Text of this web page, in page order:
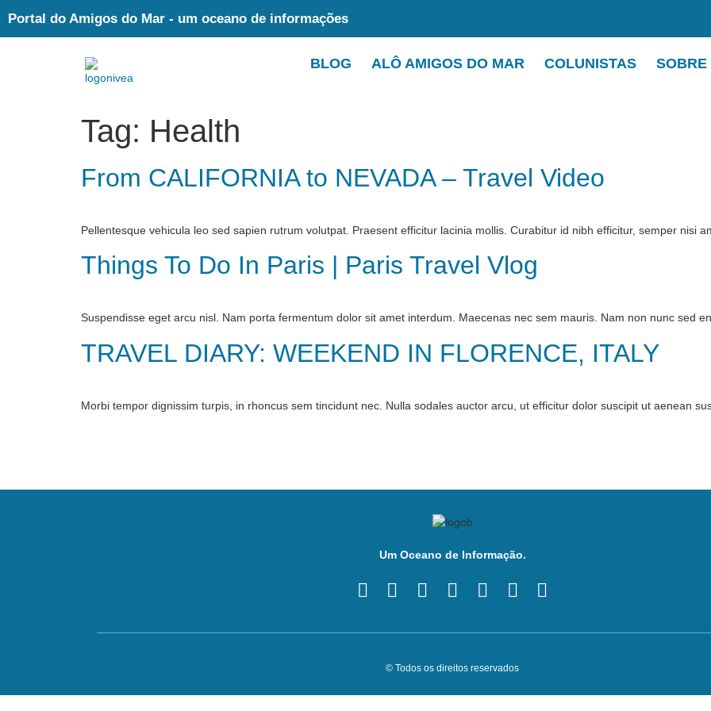
Portal do Amigos do Mar - um oceano de informações
BLOG ALÔ AMIGOS DO MAR COLUNISTAS SOBRE
Tag: Health
From CALIFORNIA to NEVADA – Travel Video
Pellentesque vehicula leo sed sapien rutrum volutpat. Praesent efficitur lacinia mollis. Curabitur id nibh efficitur, semper nisi
Things To Do In Paris | Paris Travel Vlog
Suspendisse eget arcu nisl. Nam porta fermentum dolor sit amet interdum. Maecenas nec sem mauris. Nam non nunc sed
TRAVEL DIARY: WEEKEND IN FLORENCE, ITALY
Morbi tempor dignissim turpis, in rhoncus sem tincidunt nec. Nulla sodales auctor arcu, ut efficitur dolor suscipit ut aenean
Um Oceano de Informação.
© Todos os direitos reservados